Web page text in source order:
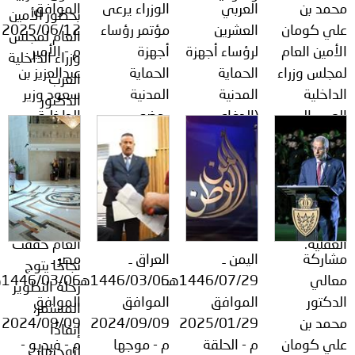
بحضور الأمين
العام لمجلس
وزراء الداخلية
العرب
الدكتور
محمد بن
علي كومان..
بن
كومان
العام
وزراء
إلى
العربي
العشرين
لرؤساء أجهزة
الحماية
المدنية
(الدفاع
المدني).
الوزراء يرعى
مؤتمر رؤساء
أجهزة
الحماية
المدنية
بحضور
وزارات
الداخلية
العربية.
الموافق
2025/06/12
م - الأمير
عبدالعزيز بن
سعود وزير
الداخلية
رئيس لجنة
الحج العُليا:
"الخطط
المعتمدة
لحج هذا
العام حققت
نجاحًا يتوج
رحلة التطوير
المستمر،
إنفاذًا
لتوجيهات
بن
كومان
اليمن ـ
1446/07/29هــ
الموافق
2025/01/29
م - الحلقة
العراق ـ
1446/03/06هــ
الموافق
2024/09/09
م - موجها
مصر ـ
1446/03/06هــ
الموافق
2024/09/09
م - فيديو -